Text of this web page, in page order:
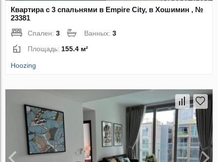
Квартира с 3 спальнями в Empire City, в Хошимин , №
23381
Спален:3 Ванных:3
Площадь:155.4 м²
Hoozing